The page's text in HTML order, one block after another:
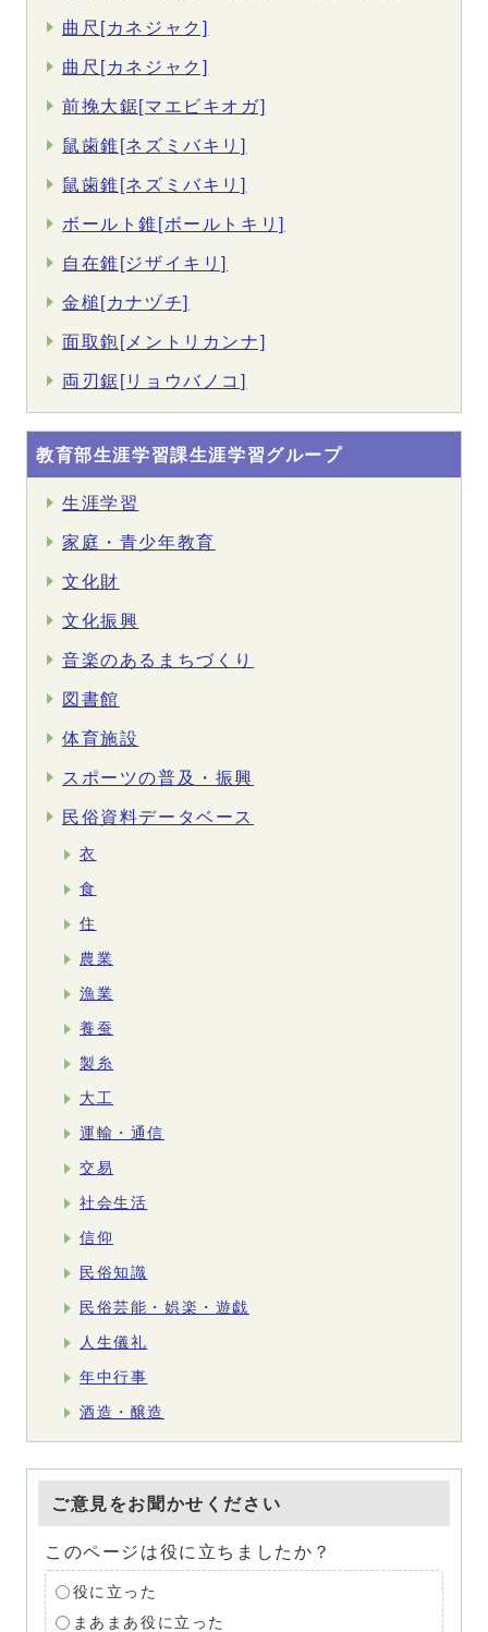
曲尺[カネジャク]
曲尺[カネジャク]
前挽大鋸[マエビキオガ]
鼠歯錐[ネズミバキリ]
鼠歯錐[ネズミバキリ]
ボールト錐[ボールトキリ]
自在錐[ジザイキリ]
金槌[カナヅチ]
面取鉋[メントリカンナ]
両刃鋸[リョウバノコ]
教育部生涯学習課生涯学習グループ
生涯学習
家庭・青少年教育
文化財
文化振興
音楽のあるまちづくり
図書館
体育施設
スポーツの普及・振興
民俗資料データベース
衣
食
住
農業
漁業
養蚕
製糸
大工
運輸・通信
交易
社会生活
信仰
民俗知識
民俗芸能・娯楽・遊戯
人生儀礼
年中行事
酒造・醸造
ご意見をお聞かせください
このページは役に立ちましたか？
役に立った
まあまあ役に立った